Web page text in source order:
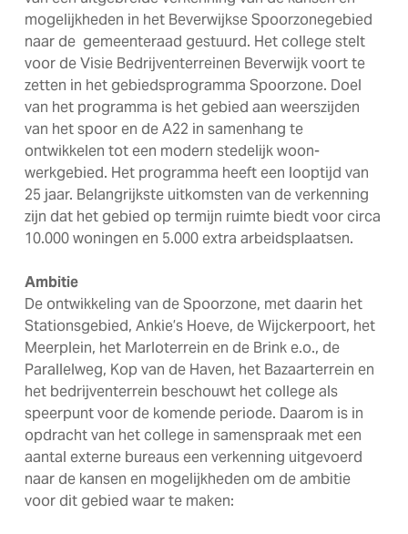
mogelijkheden in het Beverwijkse Spoorzonegebied
naar de gemeenteraad gestuurd. Het college stelt
voor de Visie Bedrijventerreinen Beverwijk voort te
zetten in het gebiedsprogramma Spoorzone. Doel
van het programma is het gebied aan weerszijden
van het spoor en de A22 in samenhang te
ontwikkelen tot een modern stedelijk woon-
werkgebied. Het programma heeft een looptijd van
25 jaar. Belangrijkste uitkomsten van de verkenning
zijn dat het gebied op termijn ruimte biedt voor circa
10.000 woningen en 5.000 extra arbeidsplaatsen.
Ambitie
De ontwikkeling van de Spoorzone, met daarin het
Stationsgebied, Ankie’s Hoeve, de Wijckerpoort, het
Meerplein, het Marloterrein en de Brink e.o., de
Parallelweg, Kop van de Haven, het Bazaarterrein en
het bedrijventerrein beschouwt het college als
speerpunt voor de komende periode. Daarom is in
opdracht van het college in samenspraak met een
aantal externe bureaus een verkenning uitgevoerd
naar de kansen en mogelijkheden om de ambitie
voor dit gebied waar te maken: